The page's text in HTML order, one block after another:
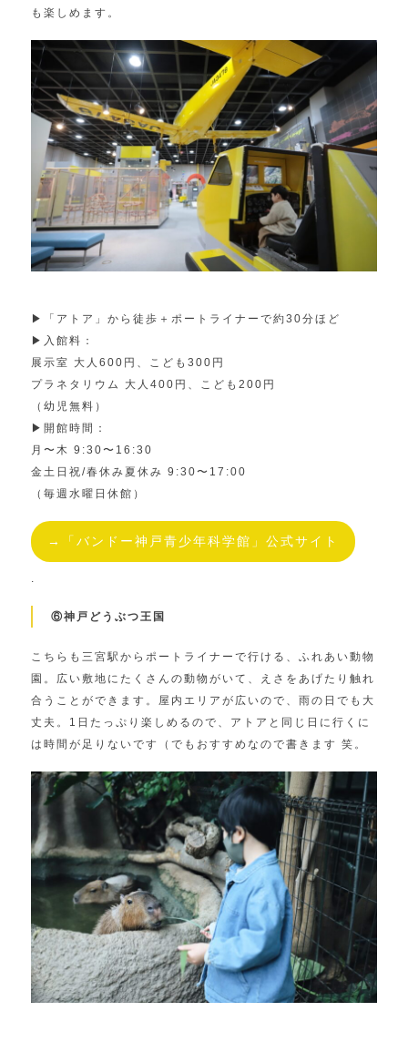
も楽しめます。
▶︎「アトア」から徒歩＋ポートライナーで約30分ほど
▶︎入館料：
展示室 大人600円、こども300円
プラネタリウム 大人400円、こども200円
（幼児無料）
▶︎開館時間：
月〜木 9:30〜16:30
金土日祝/春休み夏休み 9:30〜17:00
（毎週水曜日休館）
→「バンドー神戸青少年科学館」公式サイト
.
⑥神戸どうぶつ王国
こちらも三宮駅からポートライナーで行ける、ふれあい動物
園。広い敷地にたくさんの動物がいて、えさをあげたり触れ
合うことができます。屋内エリアが広いので、雨の日でも大
丈夫。1日たっぷり楽しめるので、アトアと同じ日に行くに
は時間が足りないです（でもおすすめなので書きます 笑。